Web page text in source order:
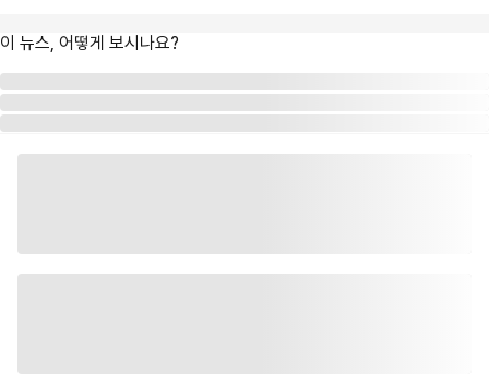
이 뉴스, 어떻게 보시나요?